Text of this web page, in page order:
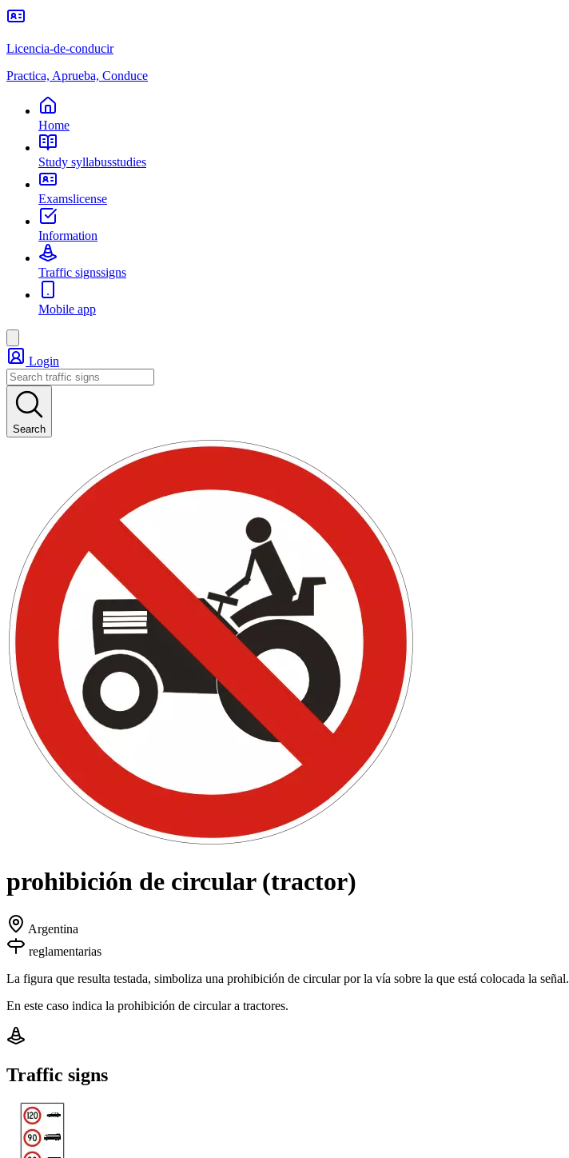
Licencia-de-conducir
Practica, Aprueba, Conduce
Home
Study syllabusstudies
Examslicense
Information
Traffic signssigns
Mobile app
Login
Search
prohibición de circular (tractor)
Argentina
reglamentarias
La figura que resulta testada, simboliza una prohibición de circular por la vía sobre la que está colocada la señal.
En este caso indica la prohibición de circular a tractores.
Traffic signs